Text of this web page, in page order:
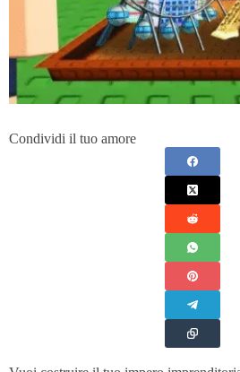
Condividi il tuo amore